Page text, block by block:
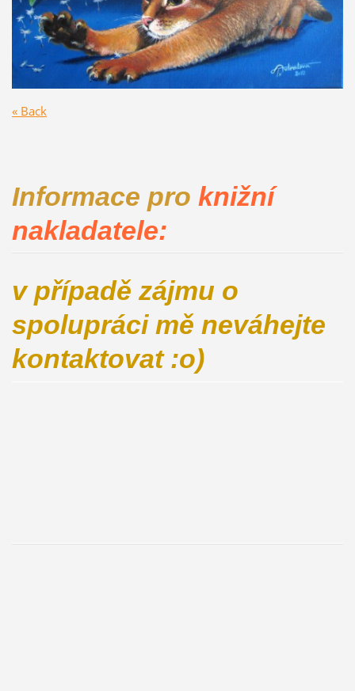
« Back
Informace pro knižní
nakladatele:
v případě zájmu o
spolupráci mě neváhejte
kontaktovat :o)